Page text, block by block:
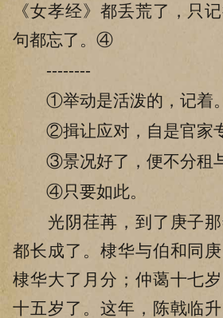
《女孝经》都丢荒了，只
句都忘了。④
--------
①举动是活泼的，记着。
②揖让应对，自是官家专
③景况好了，便不分租与
④只要如此。
光阴荏苒，到了庚子那
都长成了。棣华与伯和同
棣华大了月分；仲蔼十七
十五岁了。这年，陈戟临升